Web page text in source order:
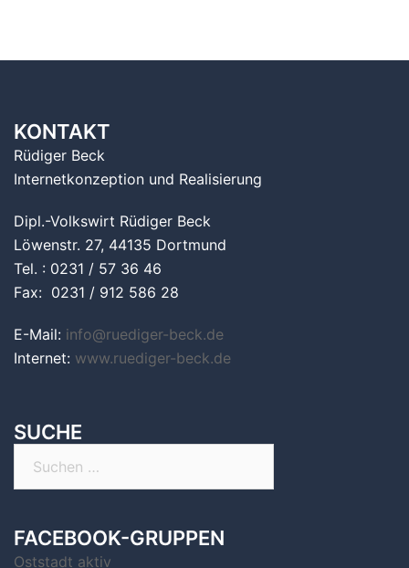
KONTAKT
Rüdiger Beck
Internetkonzeption und Realisierung
Dipl.-Volkswirt Rüdiger Beck
Löwenstr. 27, 44135 Dortmund
Tel. : 0231 / 57 36 46
Fax: 0231 / 912 586 28
E-Mail: info@ruediger-beck.de
Internet: www.ruediger-beck.de
SUCHE
FACEBOOK-GRUPPEN
Oststadt aktiv